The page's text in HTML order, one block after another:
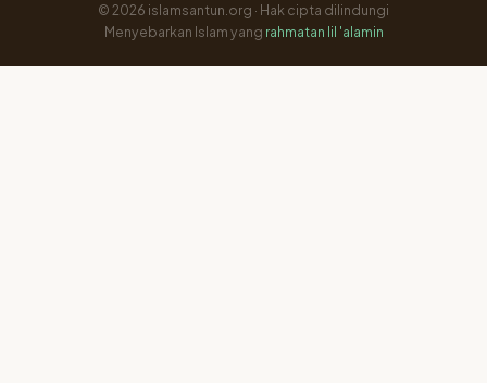
© 2026 islamsantun.org · Hak cipta dilindungi
Menyebarkan Islam yang rahmatan lil 'alamin